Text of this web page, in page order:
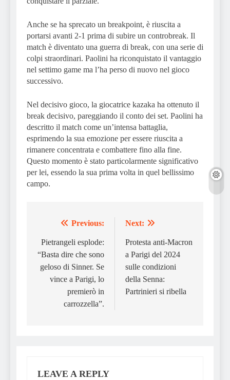
Anche se ha sprecato un breakpoint, è riuscita a
portarsi avanti 2-1 prima di subire un controbreak. Il
match è diventato una guerra di break, con una serie di
colpi straordinari. Paolini ha riconquistato il vantaggio
nel settimo game ma l’ha perso di nuovo nel gioco
successivo.
Nel decisivo gioco, la giocatrice kazaka ha ottenuto il
break decisivo, pareggiando il conto dei set. Paolini ha
descritto il match come un’intensa battaglia,
esprimendo la sua emozione per essere riuscita a
rimanere concentrata e combattere fino alla fine.
Questo momento è stato particolarmente significativo
per lei, essendo la sua prima volta in quel bellissimo
campo.
navigation
Previous:
Pietrangeli esplode:
“Basta dire che sono
geloso di Sinner. Se
vince a Parigi, lo
premierò in
carrozzella”.
Next:
Protesta anti-Macron
a Parigi del 2024
sulle condizioni
della Senna:
Partrinieri si ribella
LEAVE A REPLY